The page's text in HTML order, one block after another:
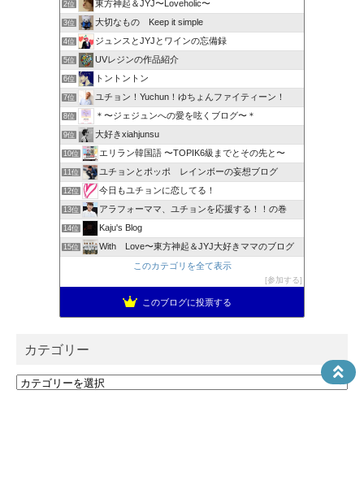
2位 東方神起＆JYJ〜Loveholic〜
3位 大切なもの Keep it simple
4位 ジュンスとJYJとワインの忘備録
5位 UVレジンの作品紹介
6位 トントントン
7位 ユチョン！Yuchun！ゆちょんファイティーン！
8位 ＊〜ジェジュンへの愛を呟くブログ〜＊
9位 大好きxiahjunsu
10位 エリラン韓国語 〜TOPIK6級までとその先と〜
11位 ユチョンとポッポ レインボーの妄想ブログ
12位 今日もユチョンに恋してる！
13位 アラフォーママ、ユチョンを応援する！！の巻
14位 Kaju's Blog
15位 With Love〜東方神起＆JYJ大好きママのブログ
このカテゴリを全て表示
参加する
このブログに投票する
カテゴリー
カ